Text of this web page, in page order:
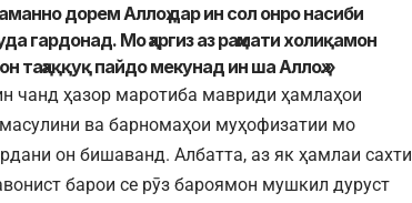
дорем Аллоҳ дар ин сол онро насиби
гардонад. Мо ҳаргиз аз раҳмати холиқамон
таҳаққуқ пайдо мекунад ин ша Аллоҳ.»
чанд ҳазор маротиба мавриди ҳамлаҳои
ва барномаҳои муҳофизатии мо
он бишаванд. Албатта, аз як ҳамлаи сахти
барои се рӯз бароямон мушкил дуруст